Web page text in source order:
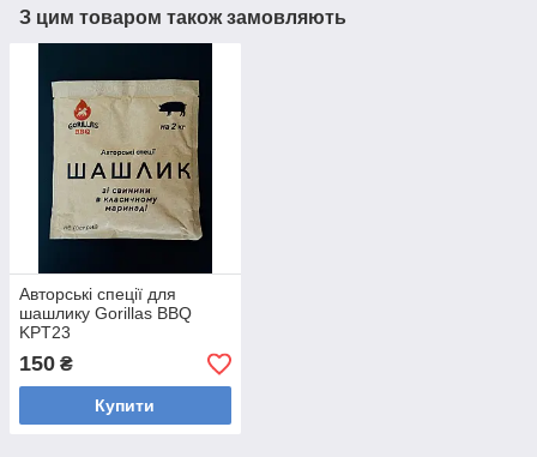
З цим товаром також замовляють
Авторські спеції для
шашлику Gorillas BBQ
KPT23
150 ₴
Купити